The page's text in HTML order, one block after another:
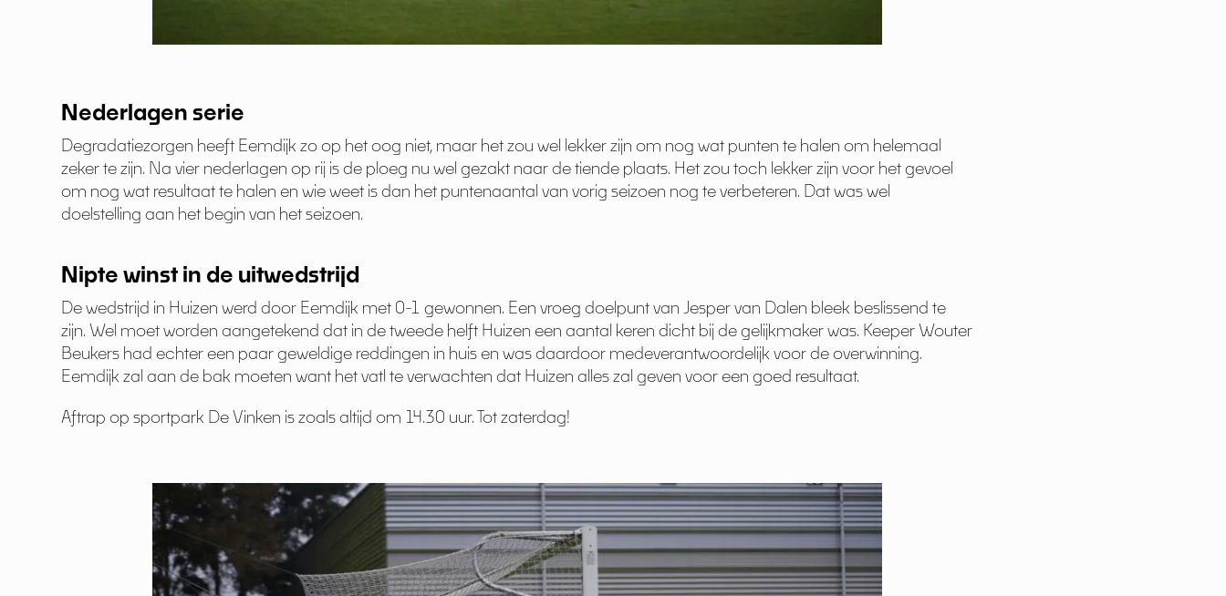
Nederlagen serie
Degradatiezorgen heeft Eemdijk zo op het oog niet, maar het zou wel lekker zijn om nog wat punten te halen om helemaal
zeker te zijn. Na vier nederlagen op rij is de ploeg nu wel gezakt naar de tiende plaats. Het zou toch lekker zijn voor het gevoel
om nog wat resultaat te halen en wie weet is dan het puntenaantal van vorig seizoen nog te verbeteren. Dat was wel
doelstelling aan het begin van het seizoen.
Nipte winst in de uitwedstrijd
De wedstrijd in Huizen werd door Eemdijk met 0-1 gewonnen. Een vroeg doelpunt van Jesper van Dalen bleek beslissend te
zijn. Wel moet worden aangetekend dat in de tweede helft Huizen een aantal keren dicht bij de gelijkmaker was. Keeper Wouter
Beukers had echter een paar geweldige reddingen in huis en was daardoor medeverantwoordelijk voor de overwinning.
Eemdijk zal aan de bak moeten want het vatl te verwachten dat Huizen alles zal geven voor een goed resultaat.
Aftrap op sportpark De Vinken is zoals altijd om 14.30 uur. Tot zaterdag!